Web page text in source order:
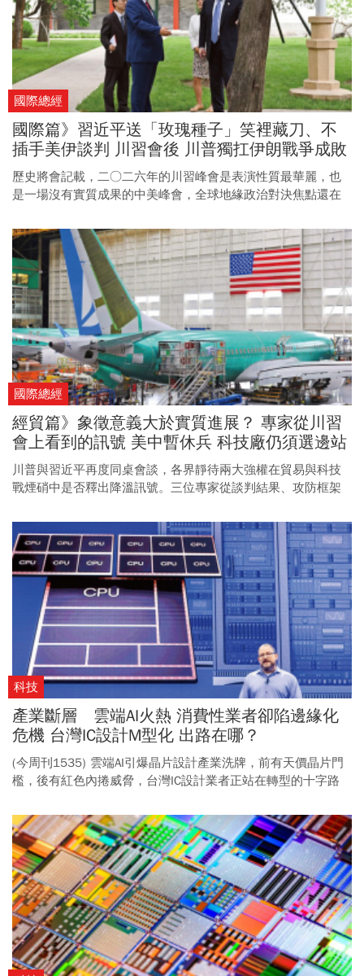
國際總經
國際篇》習近平送「玫瑰種子」笑裡藏刀、不
插手美伊談判 川習會後 川普獨扛伊朗戰爭成敗
歷史將會記載，二○二六年的川習峰會是表演性質最華麗，也
是一場沒有實質成果的中美峰會，全球地緣政治對決焦點還在
國際總經
經貿篇》象徵意義大於實質進展？ 專家從川習
會上看到的訊號 美中暫休兵 科技廠仍須選邊站
川普與習近平再度同桌會談，各界靜待兩大強權在貿易與科技
戰煙硝中是否釋出降溫訊號。三位專家從談判結果、攻防框架
影響。
科技
產業斷層 雲端AI火熱 消費性業者卻陷邊緣化
危機 台灣IC設計M型化 出路在哪？
(今周刊1535) 雲端AI引爆晶片設計產業洗牌，前有天價晶片門
檻，後有紅色內捲威脅，台灣IC設計業者正站在轉型的十字路